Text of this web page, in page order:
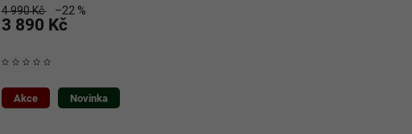
4 990 Kč –22 %
3 890 Kč
Akce Novinka